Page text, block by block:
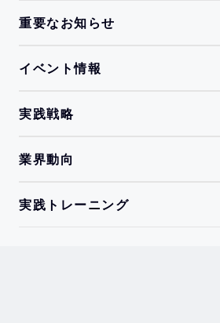
重要なお知らせ
イベント情報
実践戦略
業界動向
実践トレーニング